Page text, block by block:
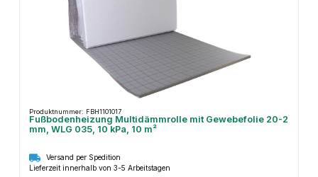
Produktnummer: FBH1101017
Fußbodenheizung Multidämmrolle mit Gewebefolie 20-2
mm, WLG 035, 10 kPa, 10 m²
Versand per Spedition
Lieferzeit innerhalb von 3-5 Arbeitstagen